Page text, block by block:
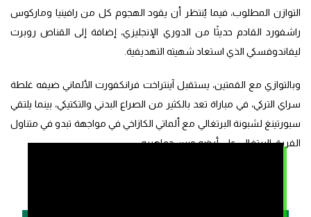
التوازن المطلوب، فيما يُنتظر أن يقود الهجوم كل من رافينيا وماركوس
راشفورد القادم حديثًا من الدوري الإنجليزي، إضافة إلى القناص روبرت
ليفاندوفسكي الذي استعاد شهيته التهديفية.
وبالتوازي مع القمتين، يستقبل آينتراخت فرانكفورت الألماني ضيفه غلطة
سراي التركي، في مباراة تعد بالكثير من الصراع البدني والتكتيكي، بينما يلتقي
سبورتينغ لشبونة البرتغالي مع ألماتي الكازاخي في مواجهة تبدو في متناول
الفريق البرتغالي على أرضه وبين جماهيره.